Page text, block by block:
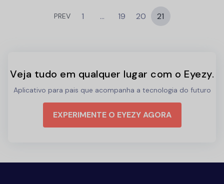
PREV 1 … 19 20 21
Veja tudo em qualquer lugar com o Eyezy.
Aplicativo para pais que acompanha a tecnologia do futuro
EXPERIMENTE O EYEZY AGORA